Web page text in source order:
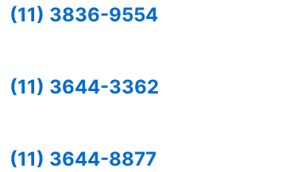
(11) 3836-9554
(11) 3644-3362
(11) 3644-8877